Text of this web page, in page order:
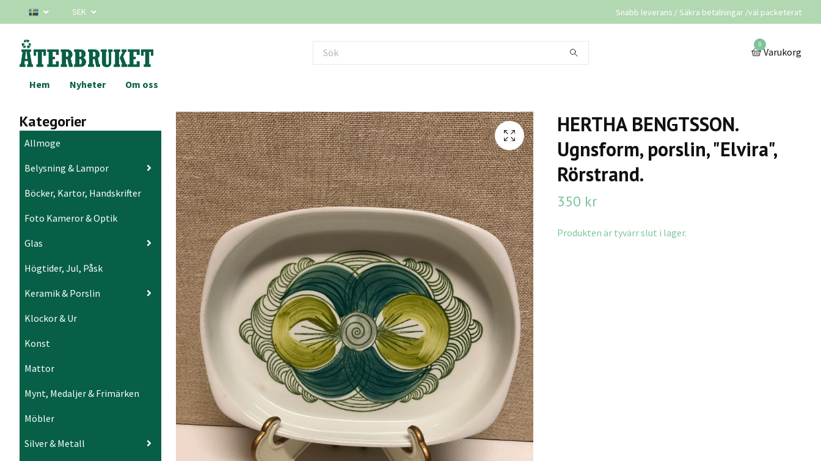
SEK Snabb leverans / Säkra betalningar /väl packeterat
0
Varukorg
Hem Nyheter Om oss
Kategorier
Allmoge
Belysning & Lampor
Böcker, Kartor, Handskrifter
Foto Kameror & Optik
Glas
Högtider, Jul, Påsk
Keramik & Porslin
Klockor & Ur
Konst
Mattor
Mynt, Medaljer & Frimärken
Möbler
Silver & Metall
HERTHA BENGTSSON.
Ugnsform, porslin, "Elvira",
Rörstrand.
350 kr
Produkten är tyvärr slut i lager.